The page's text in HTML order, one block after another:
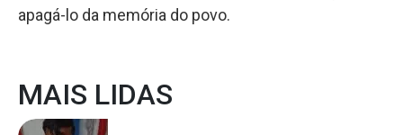
apagá-lo da memória do povo.
MAIS LIDAS